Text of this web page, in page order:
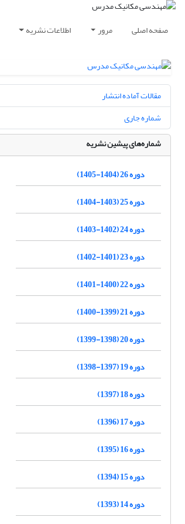
صفحه اصلی مرور اطلاعات نشریه
مقالات آماده انتشار
شماره جاری
شماره‌های پیشین نشریه
دوره 26 (1404-1405)
دوره 25 (1403-1404)
دوره 24 (1402-1403)
دوره 23 (1401-1402)
دوره 22 (1400-1401)
دوره 21 (1399-1400)
دوره 20 (1398-1399)
دوره 19 (1397-1398)
دوره 18 (1397)
دوره 17 (1396)
دوره 16 (1395)
دوره 15 (1394)
دوره 14 (1393)